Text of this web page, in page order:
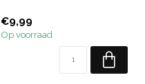
€9,99
Op voorraad